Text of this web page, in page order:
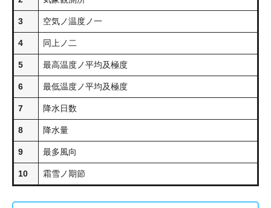
3 空気ノ温度ノ一
4 同上ノ二
5 最高温度ノ平均及極度
6 最低温度ノ平均及極度
7 降水日数
8 降水量
9 最多風向
10 霜雪ノ期節